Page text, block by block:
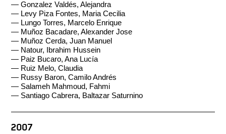
— Gonzalez Valdés, Alejandra
— Levy Piza Fontes, Maria Cecilia
— Lungo Torres, Marcelo Enrique
— Muñoz Bacadare, Alexander Jose
— Muñoz Cerda, Juan Manuel
— Natour, Ibrahim Hussein
— Paiz Bucaro, Ana Lucía
— Ruiz Melo, Claudia
— Russy Baron, Camilo Andrés
— Salameh Mahmoud, Fahmi
— Santiago Cabrera, Baltazar Saturnino
2007